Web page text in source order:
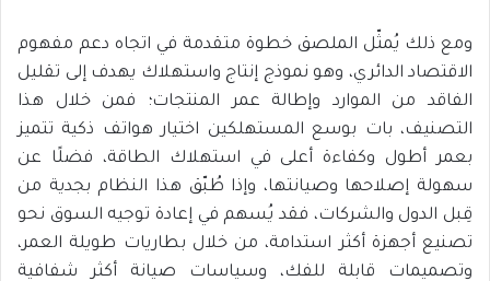
ومع ذلك يُمثّل الملصق خطوة متقدمة في اتجاه دعم مفهوم
الاقتصاد الدائري، وهو نموذج إنتاج واستهلاك يهدف إلى تقليل
الفاقد من الموارد وإطالة عمر المنتجات؛ فمن خلال هذا
التصنيف، بات بوسع المستهلكين اختيار هواتف ذكية تتميز
بعمر أطول وكفاءة أعلى في استهلاك الطاقة، فضلًا عن
سهولة إصلاحها وصيانتها، وإذا طُبّق هذا النظام بجدية من
قِبل الدول والشركات، فقد يُسهم في إعادة توجيه السوق نحو
تصنيع أجهزة أكثر استدامة، من خلال بطاريات طويلة العمر،
وتصميمات قابلة للفك، وسياسات صيانة أكثر شفافية